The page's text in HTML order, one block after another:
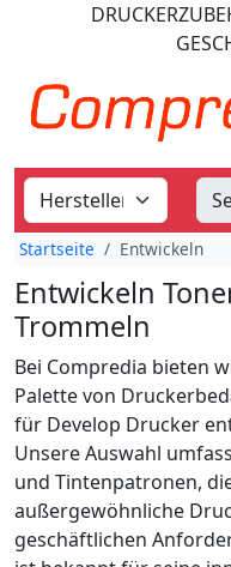
Startseite Entwickeln
Entwickeln
Trommeln
Bei Compredia bieten
Palette von
für Develop Drucker
Unsere Auswahl
und Tintenpatronen,
außergewöhnliche
geschäftlichen